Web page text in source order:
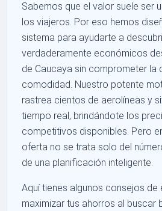
Sabemos que el valor suele ser
los viajeros. Por eso hemos
sistema para ayudarte a
verdaderamente económicos
de Caucaya sin comprometer la
comodidad. Nuestro potente
rastrea cientos de aerolíneas y
tiempo real, brindándote los
competitivos disponibles. Pero
oferta no se trata solo del
de una planificación inteligente.
Aquí tienes algunos consejos de
maximizar tus ahorros al buscar